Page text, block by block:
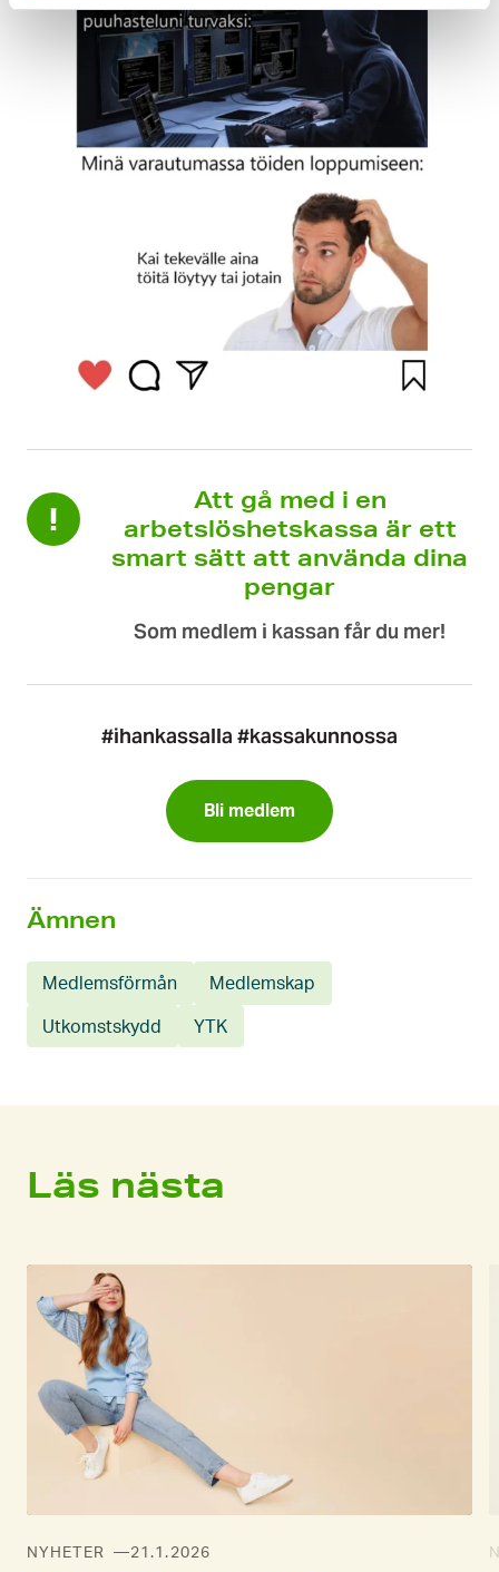
Ämnen
Medlemsförmån Medlemskap
Utkomstskydd YTK
Att gå med i en
arbetslöshetskassa är ett
smart sätt att använda dina
pengar
Som medlem i kassan får du mer!
#ihankassalla #kassakunnossa
Bli medlem
Läs nästa
NYHETER 21.1.2026